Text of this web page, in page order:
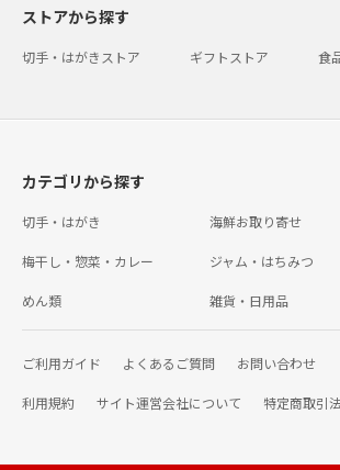
ストアから探す
切手・はがきストア ギフトストア 食
カテゴリから探す
切手・はがき 海鮮お取り寄せ
梅干し・惣菜・カレー ジャム・はちみつ
めん類 雑貨・日用品
ご利用ガイド よくあるご質問 お問い合わせ
利用規約 サイト運営会社について 特定商取引